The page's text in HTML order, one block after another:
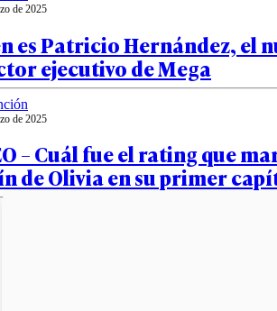
de 2025
es Patricio Hernández, el
ejecutivo de Mega
de 2025
– Cuál fue el rating que
de Olivia en su primer